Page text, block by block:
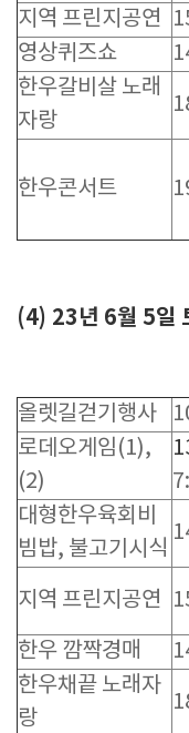
지역 프린지공연
영상퀴즈쇼
한우갈비살 노래
자랑
한우콘서트
(4) 23년 6월 5일
올렛길걷기행사
로데오게임(1),
(2)
대형한우육회비
빔밥, 불고기시식
지역 프린지공연
한우 깜짝경매
한우채끝 노래자
랑